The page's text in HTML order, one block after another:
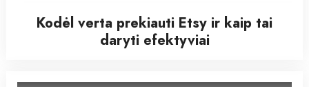
Kodėl verta prekiauti Etsy ir kaip tai
daryti efektyviai